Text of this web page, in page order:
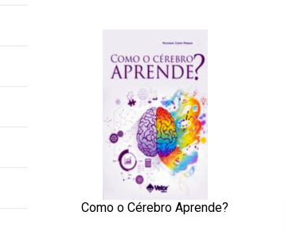
ADICIONAR AOS MEUS DESEJOS
Como o Cérebro Aprende?